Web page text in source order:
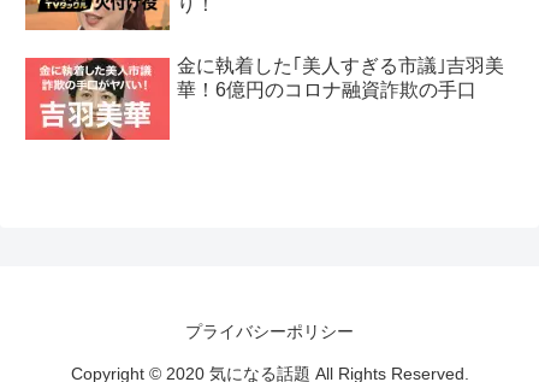
り！
金に執着した｢美人すぎる市議｣吉羽美
華！6億円のコロナ融資詐欺の手口
プライバシーポリシー
Copyright © 2020 気になる話題 All Rights Reserved.